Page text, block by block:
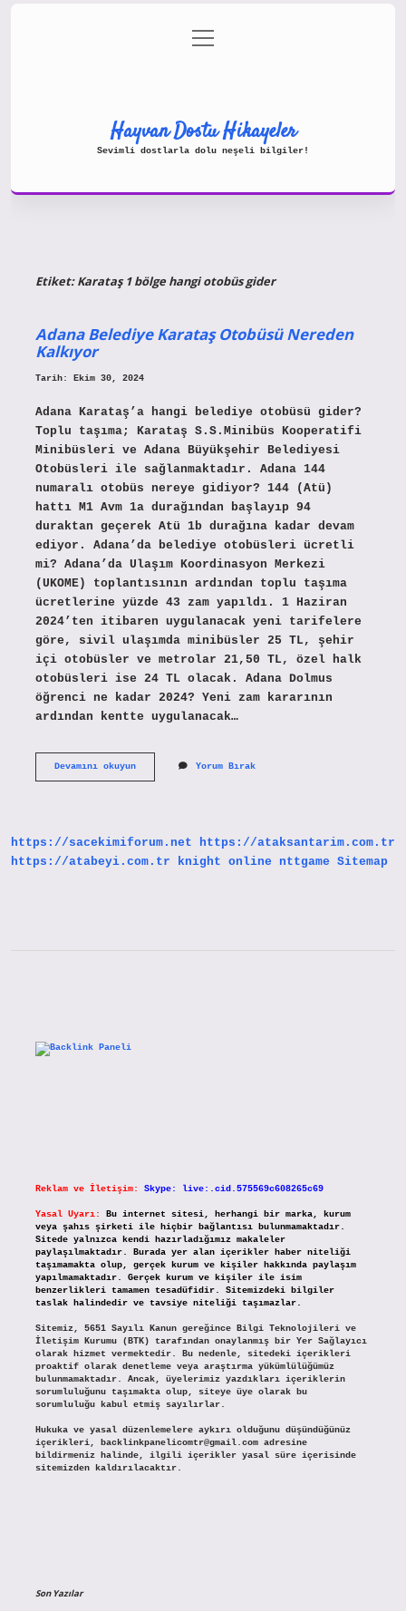
Gizlilik Politikası
menüyü
aç
Hayvan Dostu Hikayeler
Sevimli dostlarla dolu neşeli bilgiler!
Etiket:Karataş 1 bölge hangi otobüs gider
Adana Belediye Karataş Otobüsü Nereden
Kalkıyor
Tarih: Ekim 30, 2024
Adana Karataş’a hangi belediye otobüsü gider?
Toplu taşıma; Karataş S.S.Minibüs Kooperatifi
Minibüsleri ve Adana Büyükşehir Belediyesi
Otobüsleri ile sağlanmaktadır. Adana 144
numaralı otobüs nereye gidiyor? 144 (Atü)
hattı M1 Avm 1a durağından başlayıp 94
duraktan geçerek Atü 1b durağına kadar devam
ediyor. Adana’da belediye otobüsleri ücretli
mi? Adana’da Ulaşım Koordinasyon Merkezi
(UKOME) toplantısının ardından toplu taşıma
ücretlerine yüzde 43 zam yapıldı. 1 Haziran
2024’ten itibaren uygulanacak yeni tarifelere
göre, sivil ulaşımda minibüsler 25 TL, şehir
içi otobüsler ve metrolar 21,50 TL, özel halk
otobüsleri ise 24 TL olacak. Adana Dolmus
öğrenci ne kadar 2024? Yeni zam kararının
ardından kentte uygulanacak…
Devamını okuyunAdana
Yorum Bırak
https://sacekimiforum.net
https://ataksantarim.com.tr
https://atabeyi.com.tr
knight online nttgame Sitemap
Reklam ve İletişim: Skype: live:.cid.575569c608265c69
Yasal Uyarı:
Bu internet sitesi, herhangi bir marka, kurum
veya şahıs şirketi ile hiçbir bağlantısı bulunmamaktadır.
Sitede yalnızca kendi hazırladığımız makaleler
paylaşılmaktadır. Burada yer alan içerikler haber niteliği
taşımamakta olup, gerçek kurum ve kişiler hakkında paylaşım
yapılmamaktadır. Gerçek kurum ve kişiler ile isim
benzerlikleri tamamen tesadüfidir. Sitemizdeki bilgiler
taslak halindedir ve tavsiye niteliği taşımazlar.
Sitemiz, 5651 Sayılı Kanun gereğince Bilgi Teknolojileri ve
İletişim Kurumu (BTK) tarafından onaylanmış bir Yer Sağlayıcı
olarak hizmet vermektedir. Bu nedenle, sitedeki içerikleri
proaktif olarak denetleme veya araştırma yükümlülüğümüz
bulunmamaktadır. Ancak, üyelerimiz yazdıkları içeriklerin
sorumluluğunu taşımakta olup, siteye üye olarak bu
sorumluluğu kabul etmiş sayılırlar.
Hukuka ve yasal düzenlemelere aykırı olduğunu düşündüğünüz
içerikleri,
backlinkpanelicomtr@gmail.comadresine
bildirmeniz halinde, ilgili içerikler yasal süre içerisinde
sitemizden kaldırılacaktır.
Son Yazılar